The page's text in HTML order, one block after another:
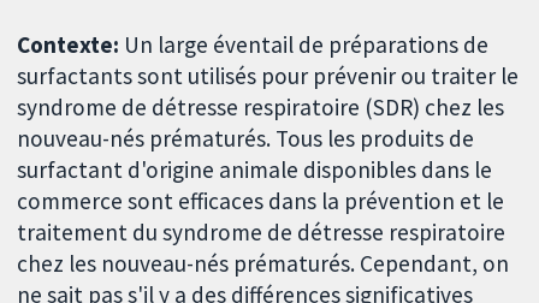
Contexte: Un large éventail de préparations de
surfactants sont utilisés pour prévenir ou traiter le
syndrome de détresse respiratoire (SDR) chez les
nouveau-nés prématurés. Tous les produits de
surfactant d'origine animale disponibles dans le
commerce sont efficaces dans la prévention et le
traitement du syndrome de détresse respiratoire
chez les nouveau-nés prématurés. Cependant, on
ne sait pas s'il y a des différences significatives